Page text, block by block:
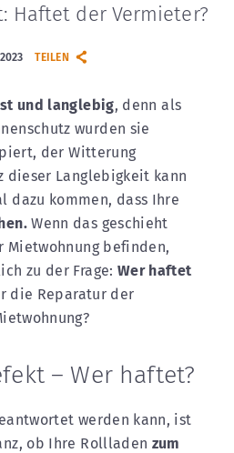
Haftet der Vermieter?
TEILEN
und langlebig, denn als
wurden sie
der Witterung
dieser Langlebigkeit kann
dazu kommen, dass Ihre
Wenn das geschieht
Mietwohnung befinden,
zu der Frage: Wer haftet
die Reparatur der
– Wer haftet?
werden kann, ist
ob Ihre Rollladen zum